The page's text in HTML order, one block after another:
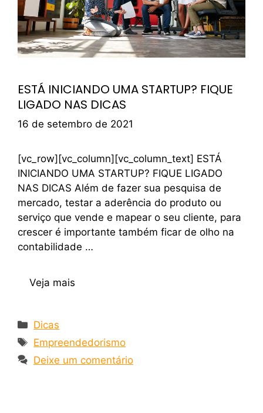
ESTÁ INICIANDO UMA STARTUP? FIQUE
LIGADO NAS DICAS
16 de setembro de 2021
[vc_row][vc_column][vc_column_text] ESTÁ
INICIANDO UMA STARTUP? FIQUE LIGADO
NAS DICAS Além de fazer sua pesquisa de
mercado, testar a aderência do produto ou
serviço que vende e mapear o seu cliente, para
crescer é importante também ficar de olho na
contabilidade …
Veja mais
Dicas
Empreendedorismo
Deixe um comentário